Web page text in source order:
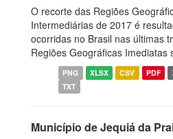
O recorte das Regiões
Intermediárias de 2017 é
ocorridas no Brasil nas últimas
Regiões Geográficas Imediatas
PNG XLSX CSV PDF
TXT
Município de Jequiá da